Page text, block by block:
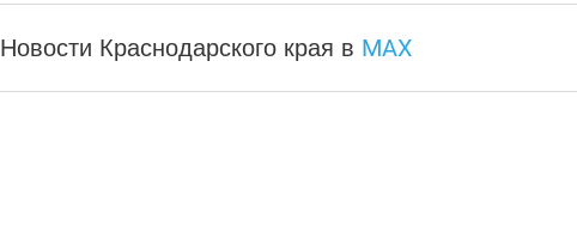
Новости Краснодарского края в MAX